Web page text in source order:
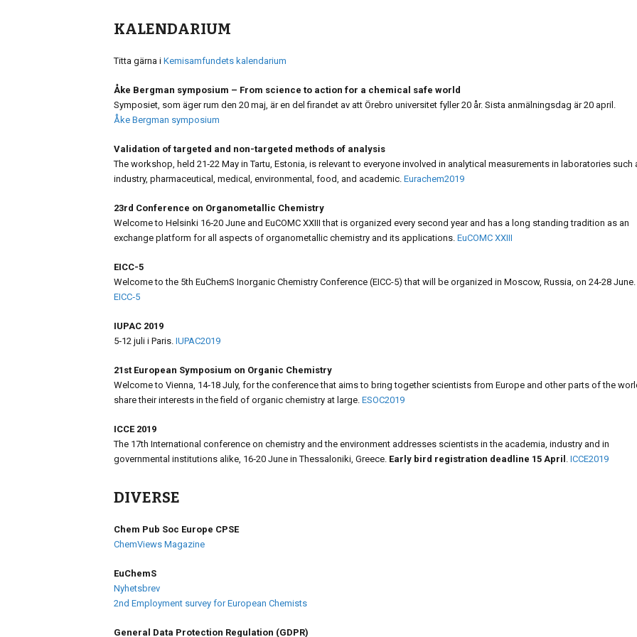
KALENDARIUM
Titta gärna i Kemisamfundets kalendarium
Åke Bergman symposium – From science to action for a chemical safe world
Symposiet, som äger rum den 20 maj, är en del firandet av att Örebro universitet fyller 20 år. Sista anmälningsdag är 20 april.
Åke Bergman symposium
Validation of targeted and non-targeted methods of analysis
The workshop, held 21‑22 May in Tartu, Estonia, is relevant to everyone involved in analytical measurements in laboratories such
industry, pharmaceutical, medical, environmental, food, and academic. Eurachem2019
23rd Conference on Organometallic Chemistry
Welcome to Helsinki 16‑20 June and EuCOMC XXIII that is organized every second year and has a long standing tradition as an
exchange platform for all aspects of organometallic chemistry and its applications. EuCOMC XXIII
EICC-5
Welcome to the 5th EuChemS Inorganic Chemistry Conference (EICC-5) that will be organized in Moscow, Russia, on 24‑28 June.
EICC‑5
IUPAC 2019
5‑12 juli i Paris. IUPAC2019
21st European Symposium on Organic Chemistry
Welcome to Vienna, 14‑18 July, for the conference that aims to bring together scientists from Europe and other parts of the
share their interests in the field of organic chemistry at large. ESOC2019
ICCE 2019
The 17th International conference on chemistry and the environment addresses scientists in the academia, industry and in
governmental institutions alike, 16‑20 June in Thessaloniki, Greece. Early bird registration deadline 15 April ICCE2019
DIVERSE
Chem Pub Soc Europe CPSE
ChemViews Magazine
EuChemS
Nyhetsbrev
2nd Employment survey for European Chemists
General Data Protection Regulation (GDPR)